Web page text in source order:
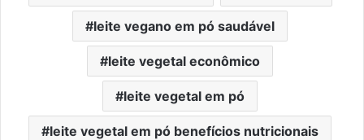
leite vegano em pó saudável
leite vegetal econômico
leite vegetal em pó
leite vegetal em pó benefícios nutricionais